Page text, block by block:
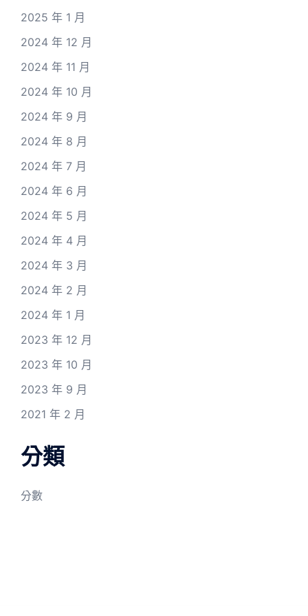
2025 年 1 月
2024 年 12 月
2024 年 11 月
2024 年 10 月
2024 年 9 月
2024 年 8 月
2024 年 7 月
2024 年 6 月
2024 年 5 月
2024 年 4 月
2024 年 3 月
2024 年 2 月
2024 年 1 月
2023 年 12 月
2023 年 10 月
2023 年 9 月
2021 年 2 月
分類
分數